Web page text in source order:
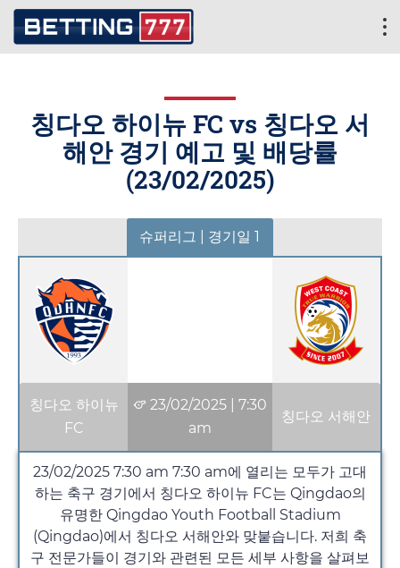
칭다오 하이뉴 FC vs 칭다오 서
해안 경기 예고 및 배당률
(23/02/2025)
슈퍼리그 | 경기일 1
칭다오 하이뉴
FC
23/02/2025| 7:30
am
칭다오 서해안
23/02/2025 7:30 am 7:30 am에 열리는 모두가 고대
하는 축구 경기에서 칭다오 하이뉴 FC는 Qingdao의
유명한 Qingdao Youth Football Stadium
(Qingdao)에서 칭다오 서해안와 맞붙습니다. 저희 축
구 전문가들이 경기와 관련된 모든 세부 사항을 살펴보